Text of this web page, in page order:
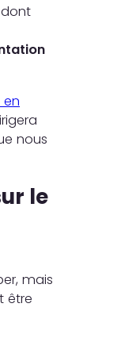
en
nous
le
mais
être